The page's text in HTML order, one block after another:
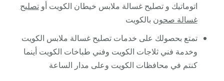
اتوماتيك و تصليح غسالة ملابس خيطان الكويت أوتصليح
غسالة صحون بالكويت
تمتع بحصولك على خدمات تصليح غسالة ملابس الكويت
وخدمة فني ثلاجات الكويت وفني طباخات الكويت أينما
كنتم في محافظات الكويت وعلى مدار الساعة